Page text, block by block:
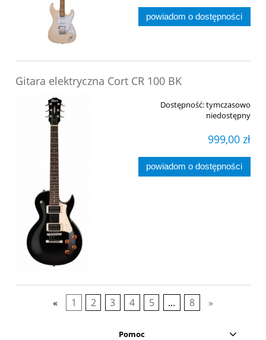
powiadom o dostępności
Gitara elektryczna Cort CR 100 BK
Dostępność:tymczasowo
niedostępny
999,00 zł
powiadom o dostępności
« 1 2 3 4 5 ... 8 »
Pomoc